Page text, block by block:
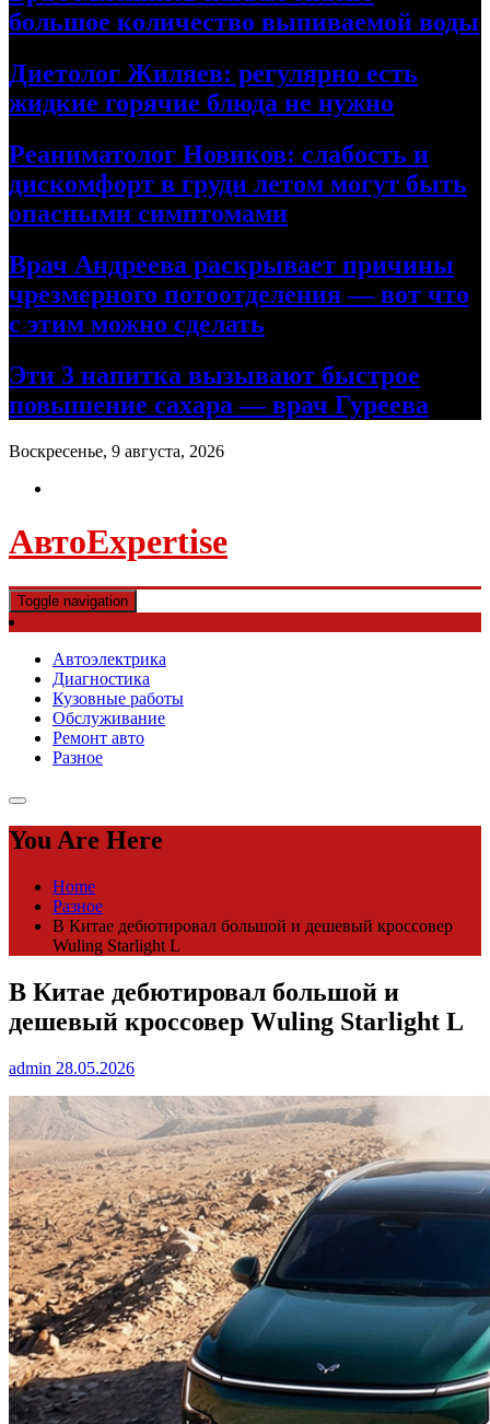
большое количество выпиваемой воды
Диетолог Жиляев: регулярно есть
жидкие горячие блюда не нужно
Реаниматолог Новиков: слабость и
дискомфорт в груди летом могут быть
опасными симптомами
Врач Андреева раскрывает причины
чрезмерного потоотделения — вот что
с этим можно сделать
Эти 3 напитка вызывают быстрое
повышение сахара — врач Гуреева
Воскресенье, 9 августа, 2026
АвтоExpertise
Toggle navigation
Автоэлектрика
Диагностика
Кузовные работы
Обслуживание
Ремонт авто
Разное
You Are Here
Home
Разное
В Китае дебютировал большой и дешевый кроссовер
Wuling Starlight L
В Китае дебютировал большой и
дешевый кроссовер Wuling Starlight L
admin 28.05.2026